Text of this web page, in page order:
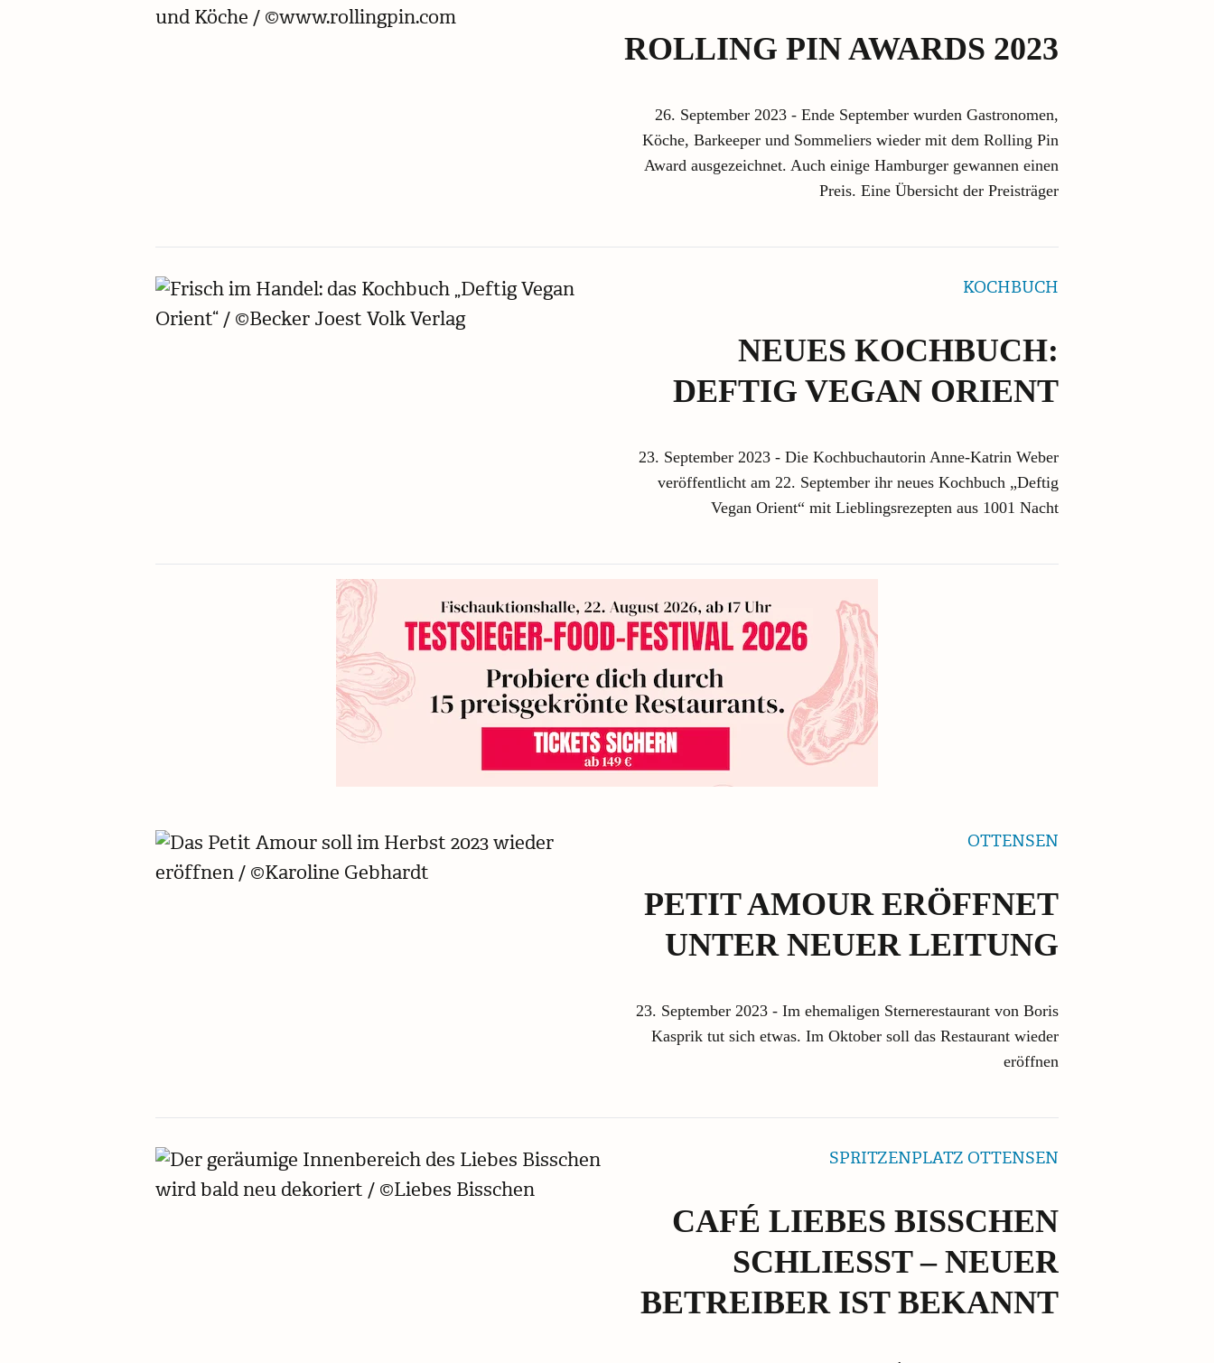
ROLLING PIN AWARDS 2023
26. September 2023 - Ende September wurden Gastronomen,
Köche, Barkeeper und Sommeliers wieder mit dem Rolling Pin
Award ausgezeichnet. Auch einige Hamburger gewannen einen
Preis. Eine Übersicht der Preisträger
KOCHBUCH
NEUES KOCHBUCH:
DEFTIG VEGAN ORIENT
23. September 2023 - Die Kochbuchautorin Anne-Katrin Weber
veröffentlicht am 22. September ihr neues Kochbuch „Deftig
Vegan Orient“ mit Lieblingsrezepten aus 1001 Nacht
OTTENSEN
PETIT AMOUR ERÖFFNET
UNTER NEUER LEITUNG
23. September 2023 - Im ehemaligen Sternerestaurant von Boris
Kasprik tut sich etwas. Im Oktober soll das Restaurant wieder
eröffnen
SPRITZENPLATZ OTTENSEN
CAFÉ LIEBES BISSCHEN
SCHLIESST – NEUER B
ETREIBER IST BEKANNT